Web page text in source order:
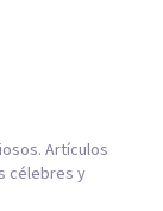
Artículos
célebres y